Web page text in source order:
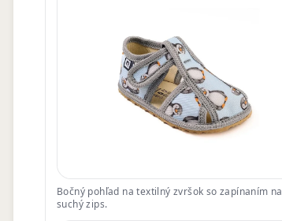
Bočný pohľad na textilný zvršok so zapínaním na
suchý zips.